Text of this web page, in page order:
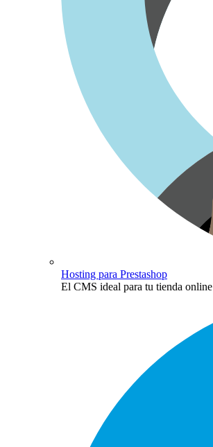
Hosting para Prestashop
El CMS ideal para tu tienda online